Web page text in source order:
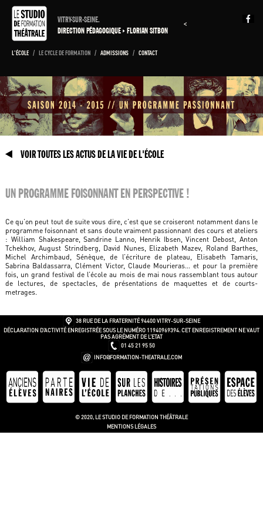
VITRY-SUR-SEINE.
DIRECTION PÉDAGOGIQUE FLORIAN SITBON
<
L'ÉCOLE / LE CYCLE DE FORMATION / ADMISSIONS / CONTACT
VOIR TOUTES LES ACTUS DE LA VIE DE L'ÉCOLE
UN PROGRAMME FOISONNANT EN PERSPECTIVE !
Ce qu’on peut tout de suite vous dire, c’est que se croiseront notamment dans le
programme foisonnant et sans doute vraiment passionnant des cours et ateliers
: William Shakespeare, Sandrine Lanno, Henrik Ibsen, Vincent Debost, Anton
Tchekhov, August Strindberg, David Nunes, Elizabeth Mazev, Roland Barthes,
Michel Archimbaud, Sénèque, de l’écriture de plateau, Elisabeth Tamaris,
Sabrina Baldassarra, Clément Victor, Claude Mourieras… et pour la première
fois, un grand festival de l’école au mois de mai nous rassemblant tous autour
de lectures, de spectacles, de présentations de maquettes et de courts-
metrages.
38 RUE DE LA FRATERNITÉ94400 VITRY-SUR-SEINE
DÉCLARATION D’ACTIVITÉ ENREGISTRÉE SOUS LE NUMÉRO 11940969394. CET ENREGISTREMENT NE VAUT
PAS AGRÉMENT DE L’ETAT
01 45 21 95 50
INFO@FORMATION-THEATRALE.COM
© 2020, LE STUDIO DE FORMATION THÉÂTRALE
MENTIONS LÉGALES